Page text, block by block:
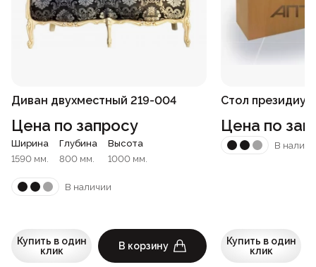
Диван двухместный 219-004
Цена по запросу
Ширина
1590 мм.
Глубина
800 мм.
Высота
1000 мм.
В наличии
Купить в один
клик
В корзину
Стол
Цена по
В
Купить в один
клик